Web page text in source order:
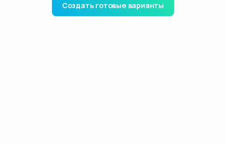
Создать готовые варианты